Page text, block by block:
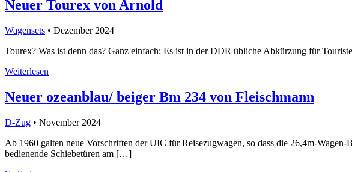
Neuer Tourex von Arnold
Wagensets • Dezember 2024
Tourex? Was ist denn das? Ganz einfach: Es ist in der DDR übliche Abkürzung für
Weiterlesen
Neuer ozeanblau/ beiger Bm 234 von Fleischmann
D-Zug • November 2024
Ab 1960 galten neue Vorschriften der UIC für Reisezugwagen, so dass die 26,4m-
bedienende Schiebetüren am […]